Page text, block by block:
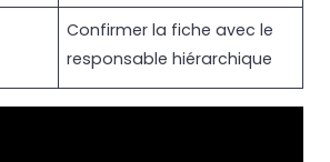
Confirmer la fiche avec le
responsable hiérarchique